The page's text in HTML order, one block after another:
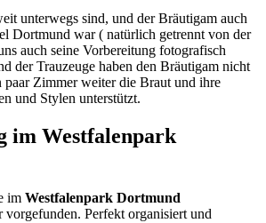
unterwegs sind, und der Bräutigam auch
Dortmund war ( natürlich getrennt von der
auch seine Vorbereitung fotografisch
der Trauzeuge haben den Bräutigam nicht
Zimmer weiter die Braut und ihre
und Stylen unterstützt.
im Westfalenpark
im Westfalenpark Dortmund
vorgefunden. Perfekt organisiert und